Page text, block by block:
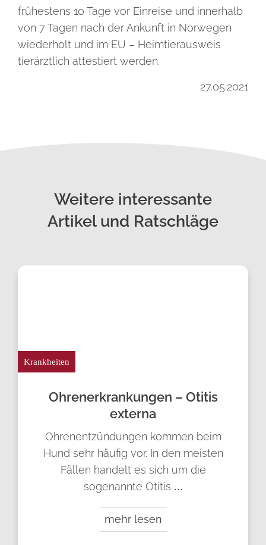
frühestens 10 Tage vor Einreise und innerhalb
von 7 Tagen nach der Ankunft in Norwegen
wiederholt und im EU – Heimtierausweis
tierärztlich attestiert werden.
27.05.2021
Weitere interessante
Artikel und Ratschläge
Krankheiten
Ohren­erkrankungen – Otitis
externa
Ohrenentzündungen kommen beim
Hund sehr häufig vor. In den meisten
Fällen handelt es sich um die
sogenannte Otitis ...
mehr lesen